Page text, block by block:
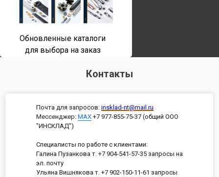
Обновленные каталоги
для выбора на заказ
Контакты
Почта для запросов: insklad-nt@mail.ru
Мессенджер: MAX +7 977-855-75-37 (общий ООО
"ИНСКЛАД")
Специалисты по работе с клиентами:
Галина Пузанкова т. +7 904-541-57-35 запросы на
эл. почту
Ульяна Вишнякова т. +7 902-150-11-61 запросы